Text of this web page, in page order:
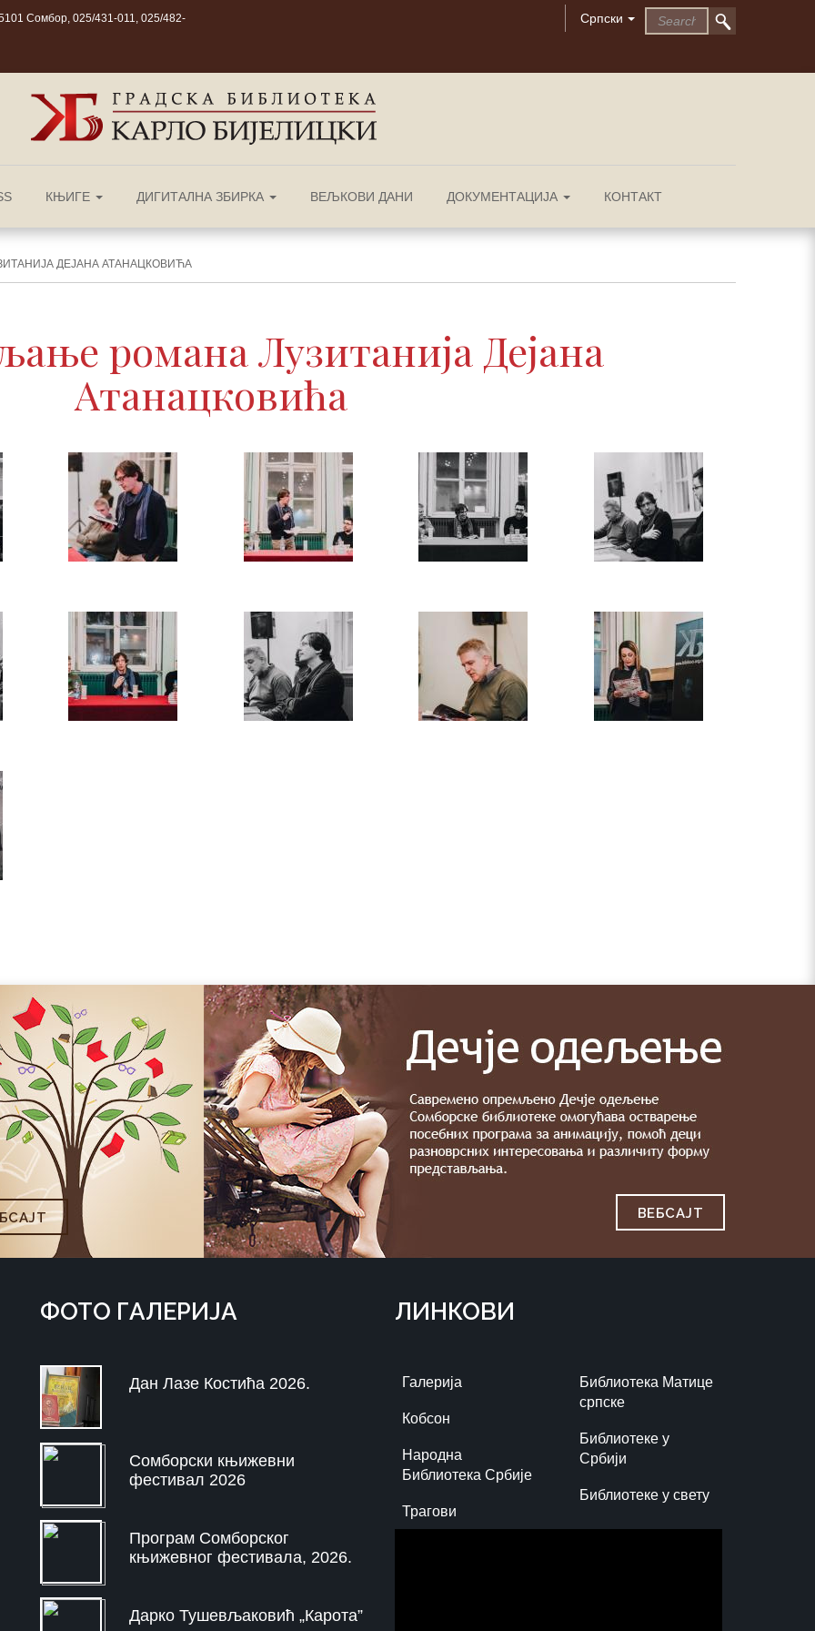
Сомбор, 025/431-011, 025/482- Српски
КЊИГЕ ДИГИТАЛНА ЗБИРКА ВЕЉКОВИ ДАНИ ДОКУМЕНТАЦИЈА КОНТАКТ
ДЕЈАНА АТАНАЦКОВИЋА
романа Лузитанија Дејана
Атанацковића
ВЕБСAJТ
ФOTO ГAЛЕРИЈA
Дан Лазе Костића 2026.
Сомборски књижевни
фестивал 2026
Програм Сомборског
књижевног фестивала, 2026.
Дарко Тушевљаковић „Карота”
ЛИНКОВИ
Галерија
Кобсон
Народна
Библиотека Србије
Трагови
Библиотека Матице
српске
Библиотеке у
Србији
Библиотеке у свету